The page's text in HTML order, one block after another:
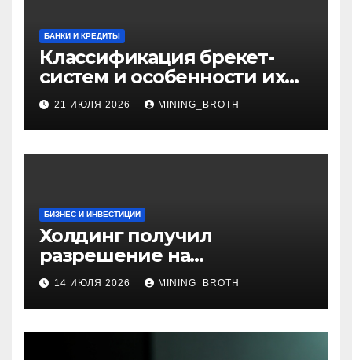
БАНКИ И КРЕДИТЫ
Классификация брекет-
систем и особенности их
установки
21 ИЮЛЯ 2026 MINING_BROTH
БИЗНЕС И ИНВЕСТИЦИИ
Холдинг получил
разрешение на
приобретение банка в
Турции
14 ИЮЛЯ 2026 MINING_BROTH